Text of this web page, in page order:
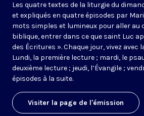
Les quatre textes de la liturgie du
et expliqués en quatre épisodes par
mots simples et lumineux pour aller au
biblique, entrer dans ce que saint Luc
des Écritures ». Chaque jour, vivez avec
Lundi, la première lecture ; mardi, le
deuxième lecture ; jeudi, l’Évangile ;
épisodes à la suite.
Visiter la page de l'émission